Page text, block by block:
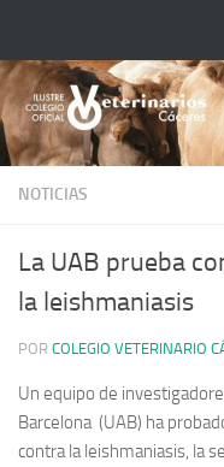
NOTICIAS
La UAB prueba
la leishmaniasis
POR COLEGIO VETERINARIO
Un equipo de
Barcelona (UAB) ha
contra la leishmaniasis, la